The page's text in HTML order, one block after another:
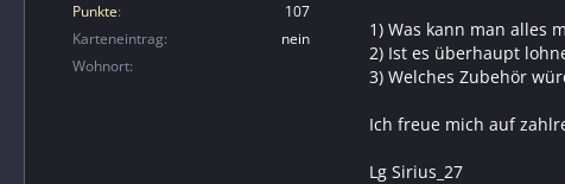
Punkte
107
Karteneintrag
nein
Wohnort
1) Was kann man alles
2) Ist es überhaupt
3) Welches Zubehör
Ich freue mich auf
Lg Sirius_27